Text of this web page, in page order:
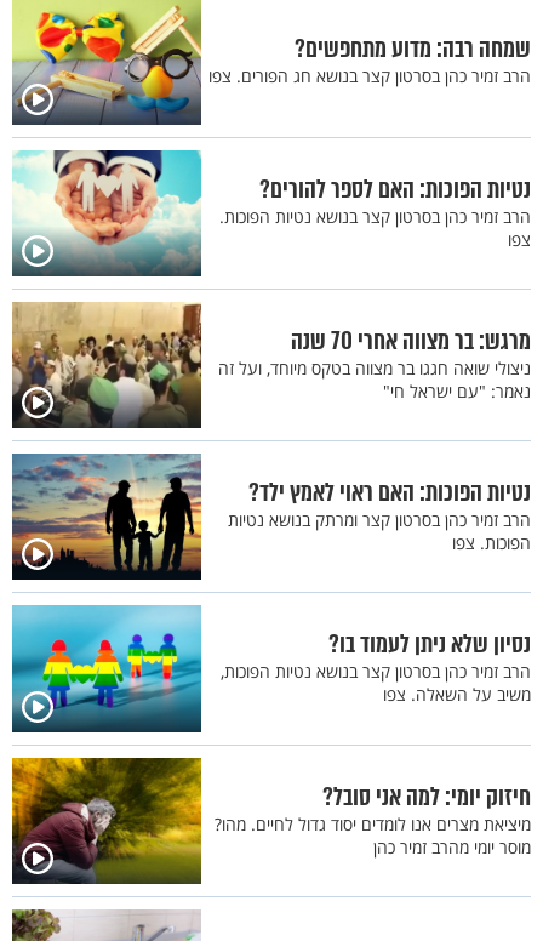
שמחה רבה: מדוע מתחפשים?
הרב זמיר כהן בסרטון קצר בנושא חג הפורים. צפו
נטיות הפוכות: האם לספר להורים?
הרב זמיר כהן בסרטון קצר בנושא נטיות הפוכות.
צפו
מרגש: בר מצווה אחרי 70 שנה
ניצולי שואה חגגו בר מצווה בטקס מיוחד, ועל זה
נאמר: "עם ישראל חי"
נטיות הפוכות: האם ראוי לאמץ ילד?
הרב זמיר כהן בסרטון קצר ומרתק בנושא נטיות
הפוכות. צפו
נסיון שלא ניתן לעמוד בו?
הרב זמיר כהן בסרטון קצר בנושא נטיות הפוכות,
משיב על השאלה. צפו
חיזוק יומי: למה אני סובל?
מיציאת מצרים אנו לומדים יסוד גדול לחיים. מהו?
מוסר יומי מהרב זמיר כהן